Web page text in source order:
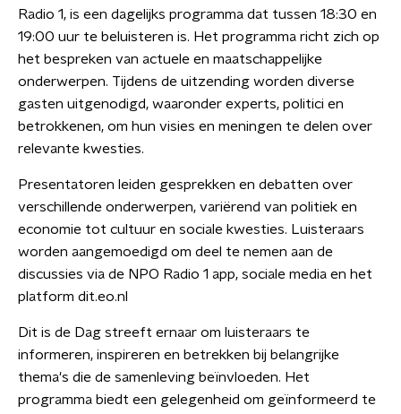
Radio 1, is een dagelijks programma dat tussen 18:30 en
19:00 uur te beluisteren is. Het programma richt zich op
het bespreken van actuele en maatschappelijke
onderwerpen. Tijdens de uitzending worden diverse
gasten uitgenodigd, waaronder experts, politici en
betrokkenen, om hun visies en meningen te delen over
relevante kwesties.
Presentatoren leiden gesprekken en debatten over
verschillende onderwerpen, variërend van politiek en
economie tot cultuur en sociale kwesties. Luisteraars
worden aangemoedigd om deel te nemen aan de
discussies via de NPO Radio 1 app, sociale media en het
platform dit.eo.nl
Dit is de Dag streeft ernaar om luisteraars te
informeren, inspireren en betrekken bij belangrijke
thema's die de samenleving beïnvloeden. Het
programma biedt een gelegenheid om geïnformeerd te